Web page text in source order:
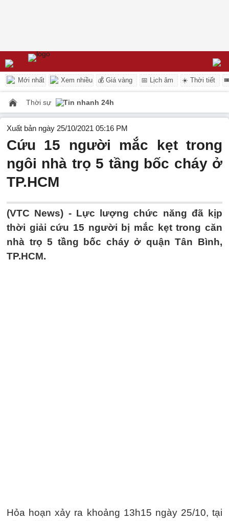
Mới nhất Xem nhiều 💰 Giá vàng 📅 Lịch âm ☀️ Thời tiết
Thời sự Tin nhanh 24h
Xuất bản ngày 25/10/2021 05:16 PM
Cứu 15 người mắc kẹt trong
ngôi nhà trọ 5 tầng bốc cháy ở
TP.HCM
(VTC News) - Lực lượng chức năng đã kịp
thời giải cứu 15 người bị mắc kẹt trong căn
nhà trọ 5 tầng bốc cháy ở quận Tân Bình,
TP.HCM.
Hỏa hoạn xảy ra khoảng 13h15 ngày 25/10, tại